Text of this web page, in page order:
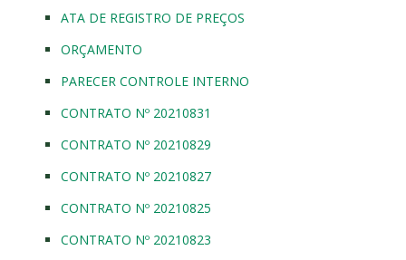
ATA DE REGISTRO DE PREÇOS
ORÇAMENTO
PARECER CONTROLE INTERNO
CONTRATO Nº 20210831
CONTRATO Nº 20210829
CONTRATO Nº 20210827
CONTRATO Nº 20210825
CONTRATO Nº 20210823